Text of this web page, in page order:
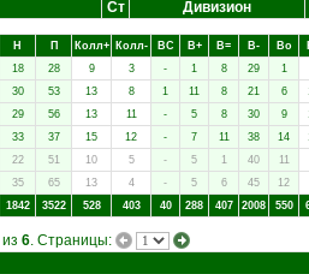
Ст Дивизион
Н П Колл+ Колл- ВC В+ В= В- Вo
18 28 9 3 - 1 8 29
1
30 53 13 8 1 11 8 21 6
29 56 13 11 - 5 8 30 9
33 37 15 12 - 7 11 38 14
22 51 10 5 - 5 1 40
11
35 65 13 4 - 5 6 45 12
1842 3522 528 403 40 288 407 2008 550
из 6. Страницы: